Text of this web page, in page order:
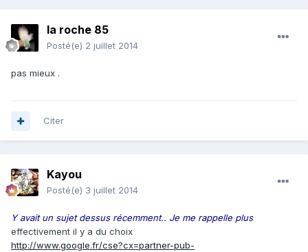
la roche 85
Posté(e) 2 juillet 2014
pas mieux .
Citer
Kayou
Posté(e) 3 juillet 2014
Y avait un sujet dessus récemment.. Je me rappelle plus
effectivement il y a du choix
http://www.google.fr/cse?cx=partner-pub-